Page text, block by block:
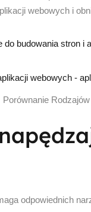
webowych i
budowania stron i
Porównanie
odpowiednich